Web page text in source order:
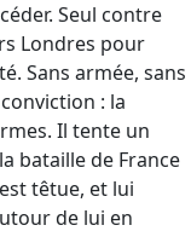
Seul contre
Londres pour
Sans armée, sans
: la
Il tente un
bataille de France
têtue, et lui
de lui en